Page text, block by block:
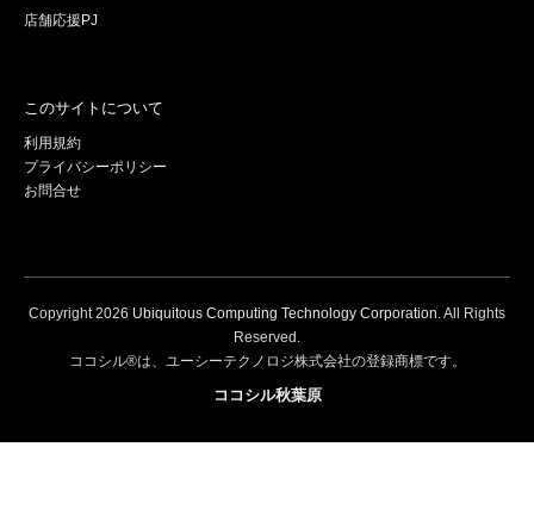
店舗応援PJ
このサイトについて
利用規約
プライバシーポリシー
お問合せ
Copyright2026 Ubiquitous Computing Technology Corporation. All Rights
Reserved.
ココシル®は、ユーシーテクノロジ株式会社の登録商標です。
ココシル秋葉原